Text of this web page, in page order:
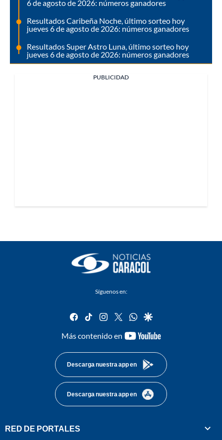
6 de agosto de 2026: números ganadores
Resultados Caribeña Noche, último sorteo hoy
jueves 6 de agosto de 2026: números ganadores
Resultados Super Astro Luna, último sorteo hoy
jueves 6 de agosto de 2026: números ganadores
PUBLICIDAD
Síguenos en:
facebook
tiktok instagram
twitterwhatsapp
google
Más contenido en
youtube-
Descarga nuestra app en
Descarga nuestra app en
RED DE PORTALES